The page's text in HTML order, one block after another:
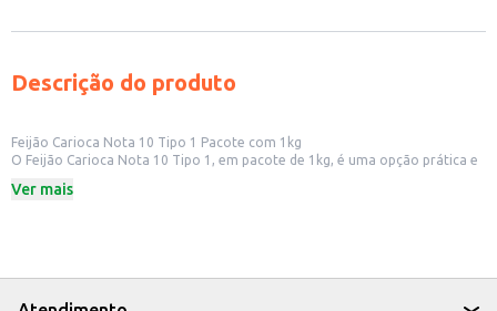
Descrição do produto
Feijão Carioca Nota 10 Tipo 1 Pacote com 1kg
O Feijão Carioca Nota 10 Tipo 1, em pacote de 1kg, é uma opção prática e
preparo de diversos pratos, este feijão se destaca pela praticidade do
Categoria: Feijão Carioca
Dicas de Uso:
Ver mais